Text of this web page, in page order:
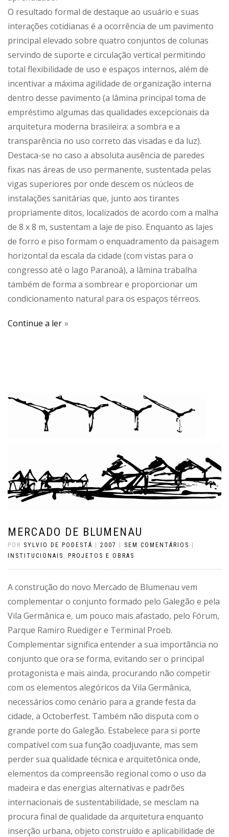
O resultado formal de destaque ao usuário e suas
interações cotidianas é a ocorrência de um pavimento
principal elevado sobre quatro conjuntos de colunas
servindo de suporte e circulação vertical permitindo
total flexibilidade de uso e espaços internos, além de
incentivar a máxima agilidade de organização interna
dentro desse pavimento (a lâmina principal toma de
empréstimo algumas das qualidades excepcionais da
arquitetura moderna brasileira: a sombra e a
transparência no uso correto das visadas e da luz).
Destaca-se no caso a absoluta ausência de paredes
fixas nas áreas de uso permanente, sustentada pelas
vigas superiores por onde descem os núcleos de
instalações sanitárias que, junto aos tirantes
propriamente ditos, localizados de acordo com a malha
de 8 x 8 m, sustentam a laje de piso. Enquanto as lajes
de forro e piso formam o enquadramento da paisagem
horizontal da escala da cidade (com vistas para o
congresso até o lago Paranoá), a lâmina trabalha
também de forma a sombrear e proporcionar um
condicionamento natural para os espaços térreos.
Continue a ler
MERCADO DE BLUMENAU
POR SYLVIO DE PODESTÁ 2007 SEM COMENTÁRIOS
INSTITUCIONAIS , PROJETOS E OBRAS
A construção do novo Mercado de Blumenau vem
complementar o conjunto formado pelo Galegão e pela
Vila Germânica e, um pouco mais afastado, pelo Fórum,
Parque Ramiro Ruediger e Terminal Proeb.
Complementar significa entender a sua importância no
conjunto que ora se forma, evitando ser o principal
protagonista e mais ainda, procurando não competir
com os elementos alegóricos da Vila Germânica,
necessários como cenário para a grande festa da
cidade, a Octoberfest. Também não disputa com o
grande porte do Galegão. Estabelece para si porte
compatível com sua função coadjuvante, mas sem
perder sua qualidade técnica e arquitetônica onde,
elementos da compreensão regional como o uso da
madeira e das energias alternativas e padrões
internacionais de sustentabilidade, se mesclam na
procura final de qualidade da arquitetura enquanto
inserção urbana, objeto construído e aplicabilidade de